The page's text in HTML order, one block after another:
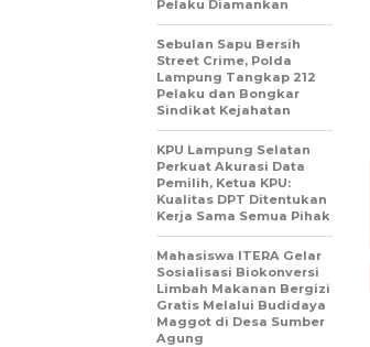
Pelaku Diamankan
Sebulan Sapu Bersih
Street Crime, Polda
Lampung Tangkap 212
Pelaku dan Bongkar
Sindikat Kejahatan
KPU Lampung Selatan
Perkuat Akurasi Data
Pemilih, Ketua KPU:
Kualitas DPT Ditentukan
Kerja Sama Semua Pihak
Mahasiswa ITERA Gelar
Sosialisasi Biokonversi
Limbah Makanan Bergizi
Gratis Melalui Budidaya
Maggot di Desa Sumber
Agung